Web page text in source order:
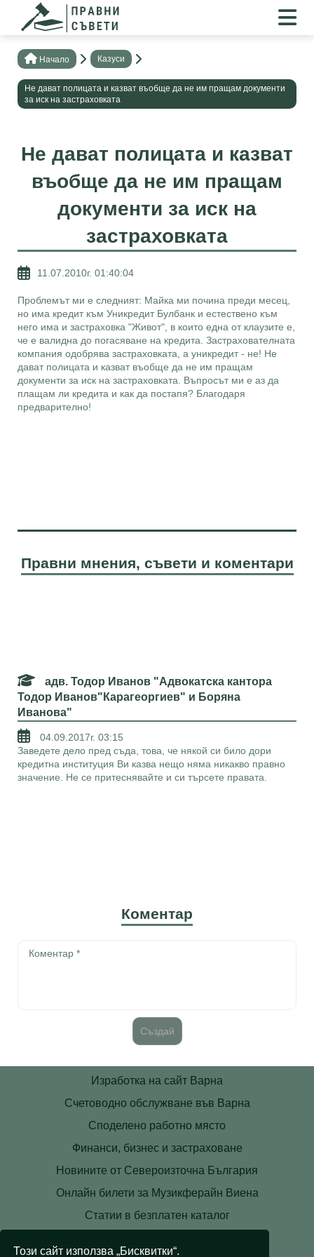
Този сайт използва „Бисквитки“.
Нaчало Казуси
Не дават полицата и казват въобще да не им пращам документи
за иск на застраховката
Не дават полицата и казват
въобще да не им пращам
документи за иск на
застраховката
11.07.2010г. 01:40:04
Проблемът ми е следният: Майка ми почина преди месец,
но има кредит към Уникредит Булбанк и естествено към
него има и застраховка "Живот", в които една от клаузите е,
че е валидна до погасяване на кредита. Застрахователната
компания одобрява застраховката, а уникредит - не! Не
дават полицата и казват въобще да не им пращам
документи за иск на застраховката. Въпросът ми е аз да
плащам ли кредита и как да постапя? Благодаря
предварително!
Правни мнения, съвети и коментари
адв. Тодор Иванов "Адвокатска кантора
Тодор Иванов"Карагеоргиев" и Боряна
Иванова"
04.09.2017г. 03:15
Заведете дело пред съда, това, че някой си било дори
кредитна институция Ви казва нещо няма никакво правно
значение. Не се притеснявайте и си търсете правата.
Коментар
Изработка на сайт Варна
Счетоводно обслужване във Варна
Споделено работно място
Финанси, бизнес и застраховане
Новините от Североизточна България
Онлайн билети за Музикферайн Виена
Статии в безплатен каталог